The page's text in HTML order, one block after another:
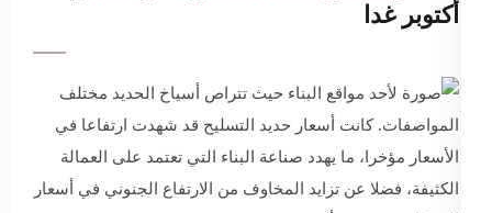
أكتوبر غدا